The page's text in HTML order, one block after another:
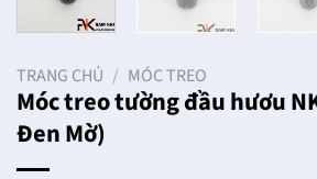
TRANG CHỦ / MÓC TREO
Móc treo tường đầu hươu
Đen Mờ)